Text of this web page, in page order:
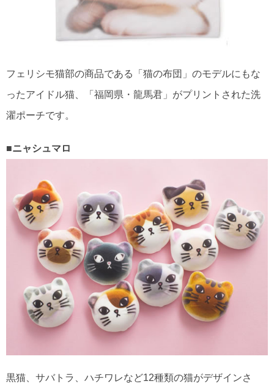
フェリシモ猫部の商品である「猫の布団」のモデルにもな
ったアイドル猫、「福岡県・龍馬君」がプリントされた洗
濯ポーチです。
■ニャシュマロ
黒猫、サバトラ、ハチワレなど12種類の猫がデザインさ